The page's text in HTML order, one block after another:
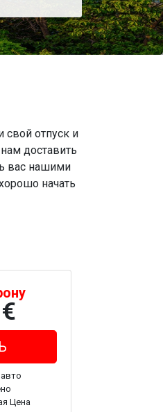
отпуск и
доставить
вас нашими
начать
Цена